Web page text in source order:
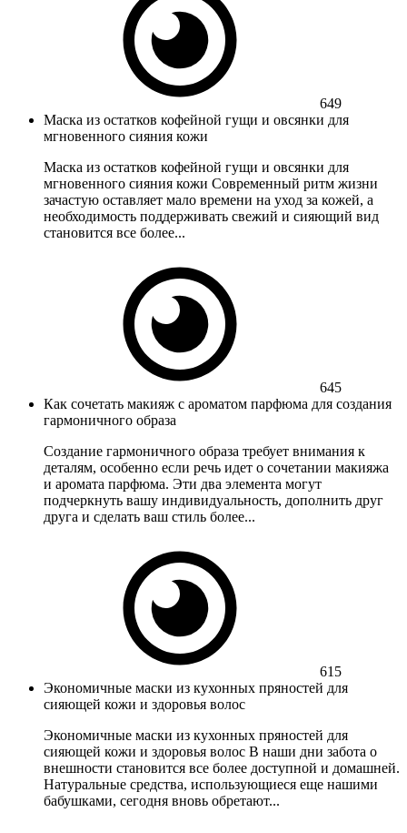
649
Маска из остатков кофейной гущи и овсянки для
мгновенного сияния кожи
Маска из остатков кофейной гущи и овсянки для
мгновенного сияния кожи Современный ритм жизни
зачастую оставляет мало времени на уход за кожей, а
необходимость поддерживать свежий и сияющий вид
становится все более...
645
Как сочетать макияж с ароматом парфюма для создания
гармоничного образа
Создание гармоничного образа требует внимания к
деталям, особенно если речь идет о сочетании макияжа
и аромата парфюма. Эти два элемента могут
подчеркнуть вашу индивидуальность, дополнить друг
друга и сделать ваш стиль более...
615
Экономичные маски из кухонных пряностей для
сияющей кожи и здоровья волос
Экономичные маски из кухонных пряностей для
сияющей кожи и здоровья волос В наши дни забота о
внешности становится все более доступной и домашней.
Натуральные средства, использующиеся еще нашими
бабушками, сегодня вновь обретают...